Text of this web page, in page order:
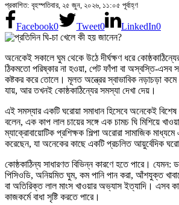
প্রকাশিত: বৃহস্পতিবার, ২৫ জুন, ২০২৬, ১১:০৫ পূর্বাহ্ণ
Facebook0 Tweet0 LinkedIn0
অনেকেই সকালে ঘুম থেকে উঠে দীর্ঘক্ষণ ধরে
ঠিকমতো পরিষ্কার না হওয়া, পেট ফাঁপা বা অস্বস্তি-এসব
কষ্টকর করে তোলে। মূলত অন্ত্রের স্বাভাবিক নড়াচড়া
যায়, আর তখনই কোষ্ঠকাঠিন্যের সমস্যা দেখা দেয়।
এই সমস্যার একটি ঘরোয়া সমাধান হিসেবে অনেকেই
বলেন, এক কাপ লাল চায়ের সঙ্গে এক চামচ ঘি মিশিয়ে
ম্যাক্রোবায়োটিক প্রশিক্ষক শিল্পা অরোরা সামাজিক
করেছেন, যা অনেকের কাছে একটি প্রচলিত আয়ুর্বেদিক
কোষ্ঠকাঠিন্য সাধারণত বিভিন্ন কারণে হতে পারে। যেমন:
পিসিওডি, অনিয়মিত ঘুম, কম পানি পান করা, আঁশযুক্ত
বা অতিরিক্ত লাল মাংস খাওয়ার অভ্যাস ইত্যাদি। এসব
কাজকর্মে বাধা সৃষ্টি করতে পারে।